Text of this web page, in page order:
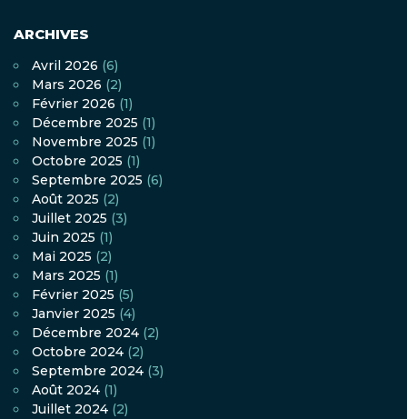
ARCHIVES
Avril 2026 (6)
Mars 2026 (2)
Février 2026 (1)
Décembre 2025 (1)
Novembre 2025 (1)
Octobre 2025 (1)
Septembre 2025 (6)
Août 2025 (2)
Juillet 2025 (3)
Juin 2025 (1)
Mai 2025 (2)
Mars 2025 (1)
Février 2025 (5)
Janvier 2025 (4)
Décembre 2024 (2)
Octobre 2024 (2)
Septembre 2024 (3)
Août 2024 (1)
Juillet 2024 (2)